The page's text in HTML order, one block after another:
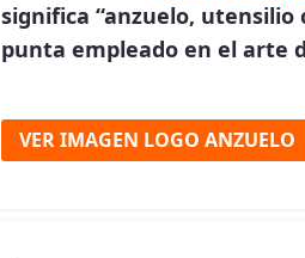
significa “anzuelo,
punta empleado en el arte
VER IMAGEN LOGO ANZUELO